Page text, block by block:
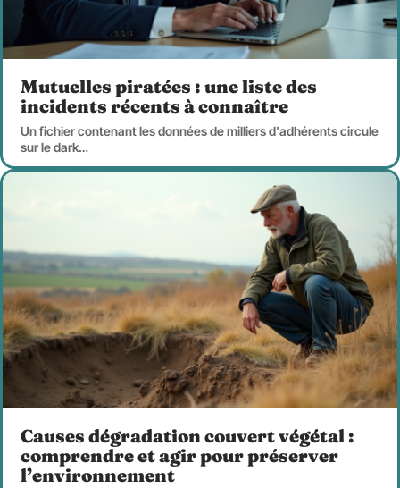
Mutuelles piratées : une liste des
incidents récents à connaître
Un fichier contenant les données de milliers d'adhérents circule
sur le dark…
Causes dégradation couvert végétal :
comprendre et agir pour préserver
l’environnement